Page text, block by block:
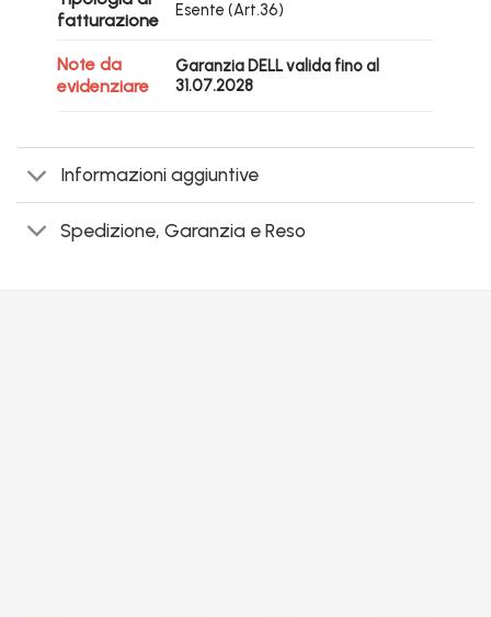
fatturazione
Esente (Art.36)
Note da
evidenziare
Garanzia DELL valida fino al
31.07.2028
Informazioni aggiuntive
Spedizione, Garanzia e Reso